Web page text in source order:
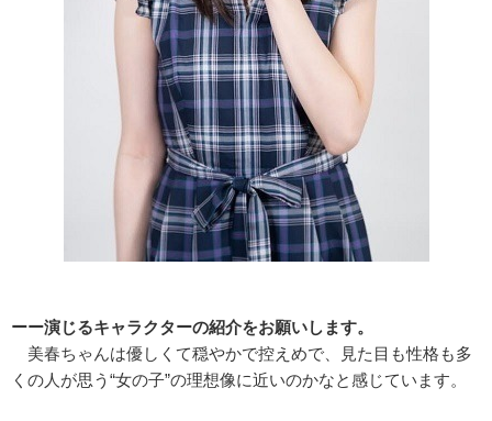
ーー演じるキャラクターの紹介をお願いします。
美春ちゃんは優しくて穏やかで控えめで、見た目も性格も多
くの人が思う“女の子”の理想像に近いのかなと感じています。